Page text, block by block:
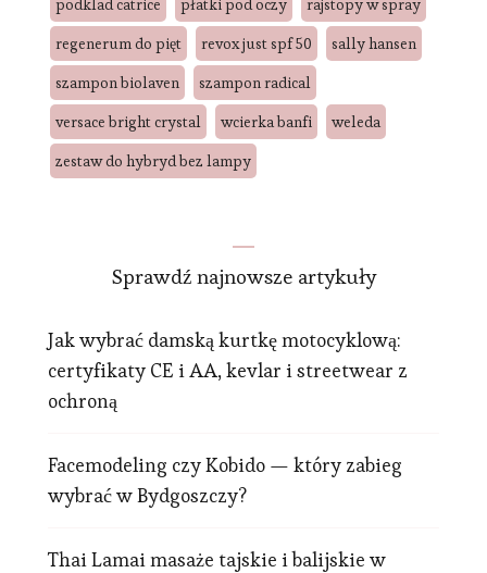
podklad catrice
płatki pod oczy
rajstopy w spray
regenerum do pięt
revox just spf 50
sally hansen
szampon biolaven
szampon radical
versace bright crystal
wcierka banfi
weleda
zestaw do hybryd bez lampy
Sprawdź najnowsze artykuły
Jak wybrać damską kurtkę motocyklową:
certyfikaty CE i AA, kevlar i streetwear z
ochroną
Facemodeling czy Kobido — który zabieg
wybrać w Bydgoszczy?
Thai Lamai masaże tajskie i balijskie w